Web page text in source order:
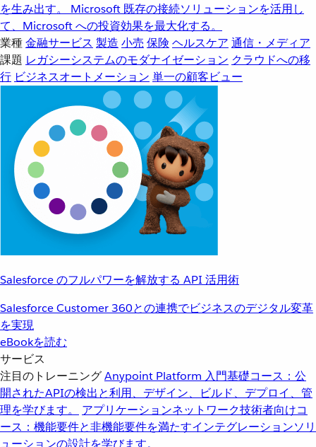
を生み出す。
Microsoft 既存の接続ソリューションを活用し
て、Microsoft への投資効果を最大化する。
業種金融サービス 製造 小売 保険 ヘルスケア 通信・メディア
課題 レガシーシステムのモダナイゼーション クラウドへの移
行 ビジネスオートメーション 単一の顧客ビュー
Salesforce のフルパワーを解放する API 活用術
Salesforce Customer 360との連携でビジネスのデジタル変革
を実現
eBookを読む
サービス
注目のトレーニングAnypoint Platform 入門基礎コース：公
開されたAPIの検出と利用、デザイン、ビルド、デプロイ、管
理を学びます。
アプリケーションネットワーク技術者向けコ
ース：機能要件と非機能要件を満たすインテグレーションソリ
ューションの設計を学びます。